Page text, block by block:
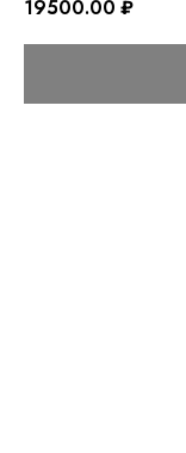
19500.00 ₽